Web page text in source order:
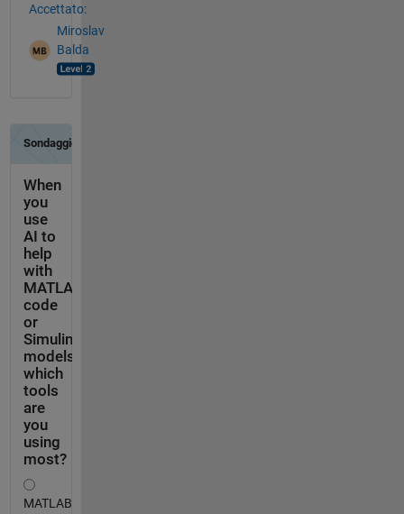
Accettato:
Miroslav
Balda